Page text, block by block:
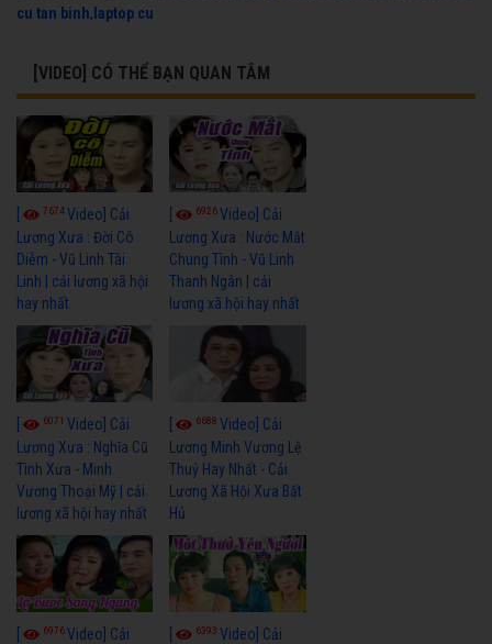
cu tan binh, laptop cu
[VIDEO] CÓ THỂ BẠN QUAN TÂM
7674Video] Cải
Lương Xưa : Đời Cô
Diễm - Vũ Linh Tài
Linh | cải lương xã hội
hay nhất
6926Video] Cải
Lương Xưa : Nước Mắt
Chung Tình - Vũ Linh
Thanh Ngân | cải
lương xã hội hay nhất
6071 Video] Cải
Lương Xưa : Nghĩa Cũ
Tình Xưa - Minh
Vương Thoại Mỹ | cải
lương xã hội hay nhất
6688Video] Cải
Lương Minh Vương Lệ
Thuỷ Hay Nhất - Cải
Lương Xã Hội Xưa Bất
Hủ
6976Video] Cải 6393Video] Cải